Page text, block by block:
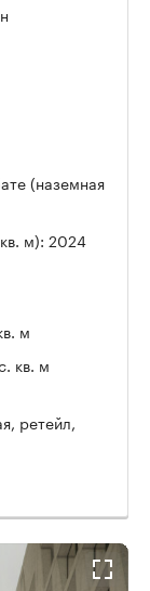
(наземная
м): 2024
м
кв. м
ретейл,